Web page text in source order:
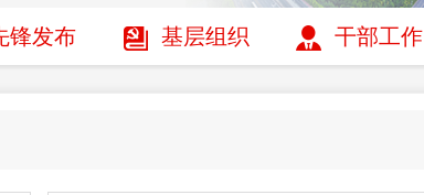
锋发布 基层组织 干部工作